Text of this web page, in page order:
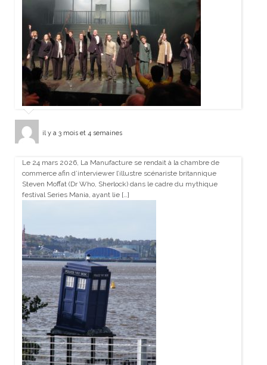
il y a 3 mois et 4 semaines
Le 24 mars 2026, La Manufacture se rendait à la chambre de
commerce afin d’interviewer l’illustre scénariste britannique
Steven Moffat (Dr Who, Sherlock) dans le cadre du mythique
festival Series Mania, ayant lie […]